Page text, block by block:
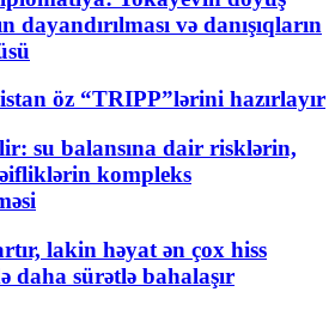
dayandırılması və danışıqların
öz “TRIPP”lərini hazırlayır
su balansına dair risklərin,
kompleks
lakin həyat ən çox hiss
daha sürətlə bahalaşır